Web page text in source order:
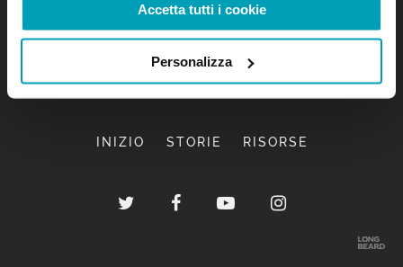
Accetta tutti i cookie
Personalizza
INIZIO STORIE RISORSE